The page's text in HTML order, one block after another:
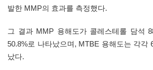
발한 MMP의 효과를 측정했다.
그 결과 MMP 용해도가 콜레스테롤 담석
50.8%로 나타났으며, MTBE 용해도는 각각
났다.